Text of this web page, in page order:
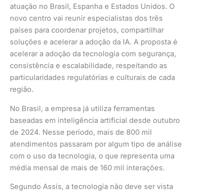
atuação no Brasil, Espanha e Estados Unidos. O
novo centro vai reunir especialistas dos três
países para coordenar projetos, compartilhar
soluções e acelerar a adoção da IA. A proposta é
acelerar a adoção da tecnologia com segurança,
consistência e escalabilidade, respeitando as
particularidades regulatórias e culturais de cada
região.
No Brasil, a empresa já utiliza ferramentas
baseadas em inteligência artificial desde outubro
de 2024. Nesse período, mais de 800 mil
atendimentos passaram por algum tipo de análise
com o uso da tecnologia, o que representa uma
média mensal de mais de 160 mil interações.
Segundo Assis, a tecnologia não deve ser vista